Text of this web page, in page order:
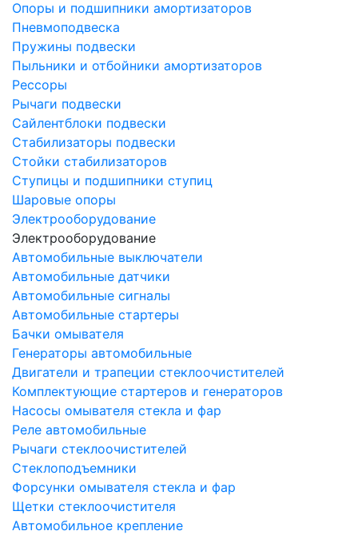
Опоры и подшипники амортизаторов
Пневмоподвеска
Пружины подвески
Пыльники и отбойники амортизаторов
Рессоры
Рычаги подвески
Сайлентблоки подвески
Стабилизаторы подвески
Стойки стабилизаторов
Ступицы и подшипники ступиц
Шаровые опоры
Электрооборудование
Электрооборудование
Автомобильные выключатели
Автомобильные датчики
Автомобильные сигналы
Автомобильные стартеры
Бачки омывателя
Генераторы автомобильные
Двигатели и трапеции стеклоочистителей
Комплектующие стартеров и генераторов
Насосы омывателя стекла и фар
Реле автомобильные
Рычаги стеклоочистителей
Стеклоподъемники
Форсунки омывателя стекла и фар
Щетки стеклоочистителя
Автомобильное крепление